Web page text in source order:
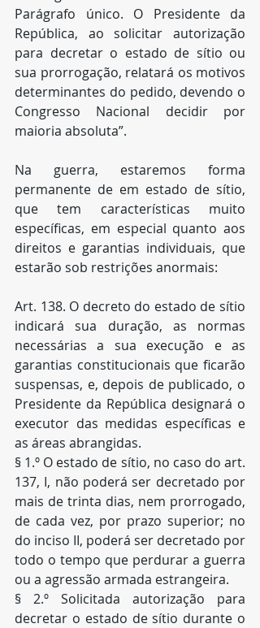
Parágrafo único. O Presidente da
República, ao solicitar autorização
para decretar o estado de sítio ou
sua prorrogação, relatará os motivos
determinantes do pedido, devendo o
Congresso Nacional decidir por
maioria absoluta”.
Na guerra, estaremos forma
permanente de em estado de sítio,
que tem características muito
específicas, em especial quanto aos
direitos e garantias individuais, que
estarão sob restrições anormais:
Art. 138. O decreto do estado de sítio
indicará sua duração, as normas
necessárias a sua execução e as
garantias constitucionais que ficarão
suspensas, e, depois de publicado, o
Presidente da República designará o
executor das medidas específicas e
as áreas abrangidas.
§ 1.º O estado de sítio, no caso do art.
137, I, não poderá ser decretado por
mais de trinta dias, nem prorrogado,
de cada vez, por prazo superior; no
do inciso II, poderá ser decretado por
todo o tempo que perdurar a guerra
ou a agressão armada estrangeira.
§ 2.º Solicitada autorização para
decretar o estado de sítio durante o